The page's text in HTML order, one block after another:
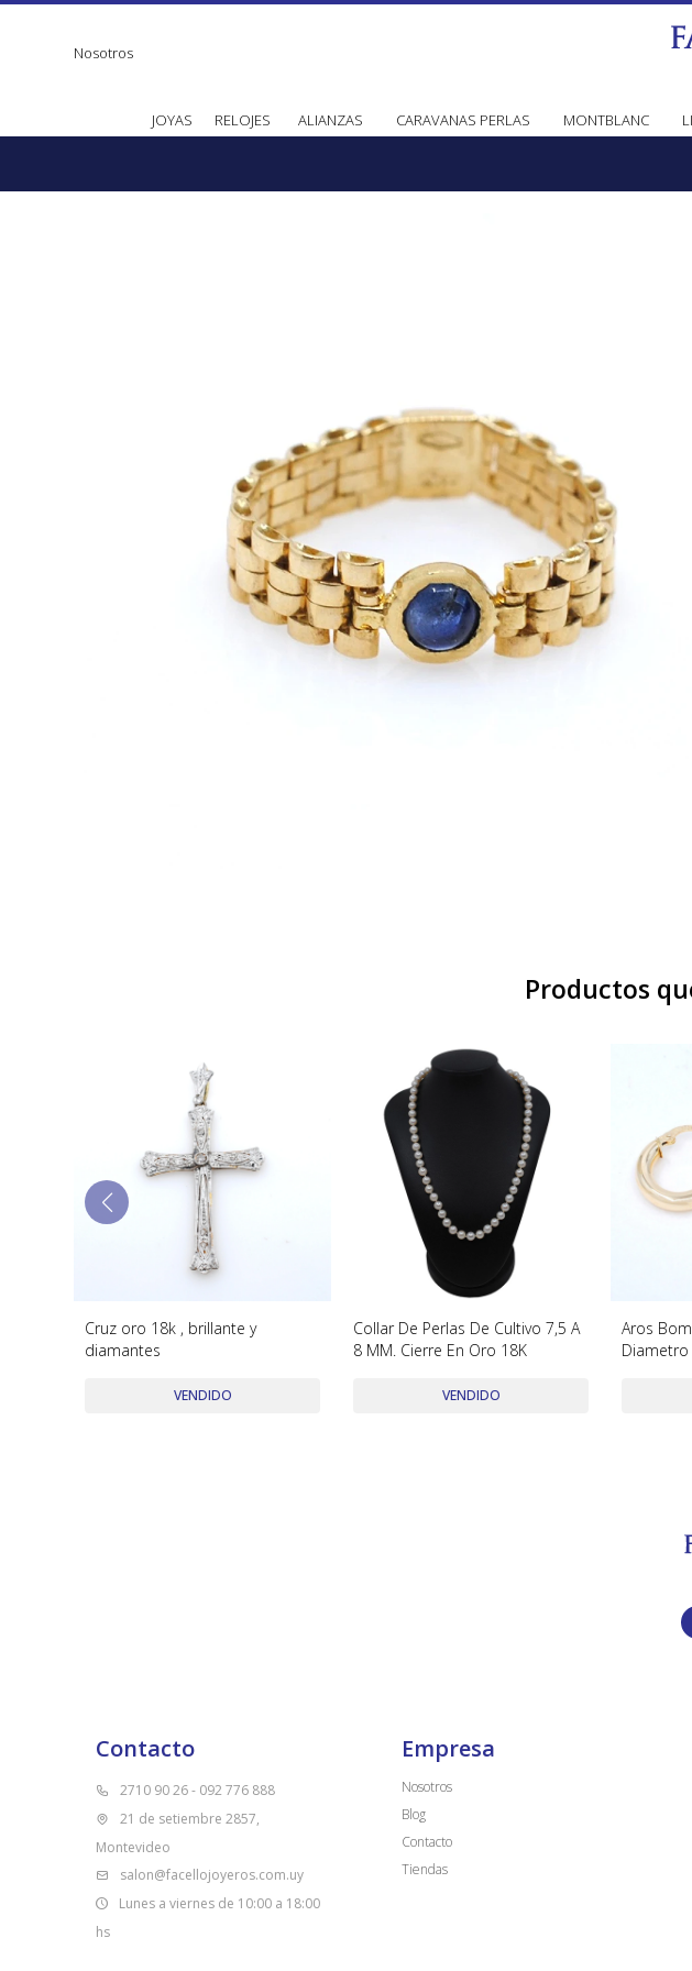
JOYAS RELOJES ALIANZAS CARAVANAS PERLAS MONTBLANC
Nosotros
Productos
Cruz oro 18k , brillante y
diamantes
VENDIDO
Collar De Perlas De Cultivo 7,5 A
8 MM. Cierre En Oro 18K
VENDIDO
Aros
Contacto
2710 90 26 - 092 776 888
21 de setiembre 2857,
Montevideo
salon@facellojoyeros.com.uy
Lunes a viernes de 10:00 a 18:00
hs
Empresa
Nosotros
Blog
Contacto
Tiendas